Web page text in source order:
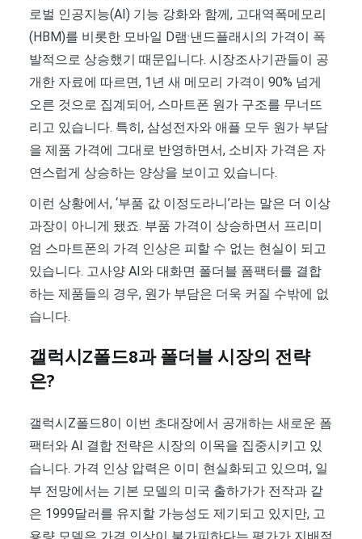
로벌 인공지능(AI) 기능 강화와 함께, 고대역폭메모리
(HBM)를 비롯한 모바일 D램·낸드플래시의 가격이 폭
발적으로 상승했기 때문입니다. 시장조사기관들이 공
개한 자료에 따르면, 1년 새 메모리 가격이 90% 넘게
오른 것으로 집계되어, 스마트폰 원가 구조를 무너뜨
리고 있습니다. 특히, 삼성전자와 애플 모두 원가 부담
을 제품 가격에 그대로 반영하면서, 소비자 가격은 자
연스럽게 상승하는 양상을 보이고 있습니다.
이런 상황에서, ‘부품 값 이정도라니’라는 말은 더 이상
과장이 아니게 됐죠. 부품 가격이 상승하면서 프리미
엄 스마트폰의 가격 인상은 피할 수 없는 현실이 되고
있습니다. 고사양 AI와 대화면 폴더블 폼팩터를 결합
하는 제품들의 경우, 원가 부담은 더욱 커질 수밖에 없
습니다.
갤럭시Z폴드8과 폴더블 시장의 전략
은?
갤럭시Z폴드8이 이번 초대장에서 공개하는 새로운 폼
팩터와 AI 결합 전략은 시장의 이목을 집중시키고 있
습니다. 가격 인상 압력은 이미 현실화되고 있으며, 일
부 전망에서는 기본 모델의 미국 출하가가 전작과 같
은 1999달러를 유지할 가능성도 제기되고 있지만, 고
용량 모델은 가격 인상이 불가피하다는 평가가 지배적